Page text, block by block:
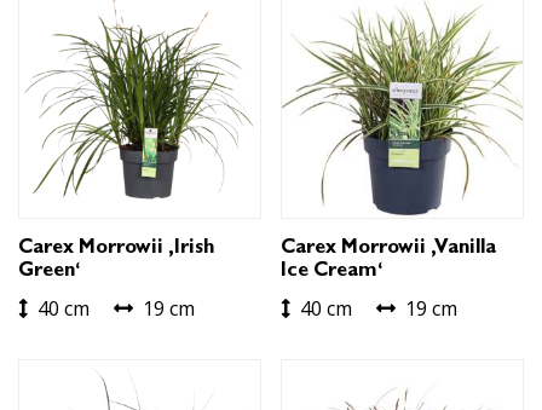
Carex Morrowii ‚Irish
Green‘
40 cm 19 cm
Carex Morrowii ‚Vanilla
Ice Cream‘
40 cm 19 cm